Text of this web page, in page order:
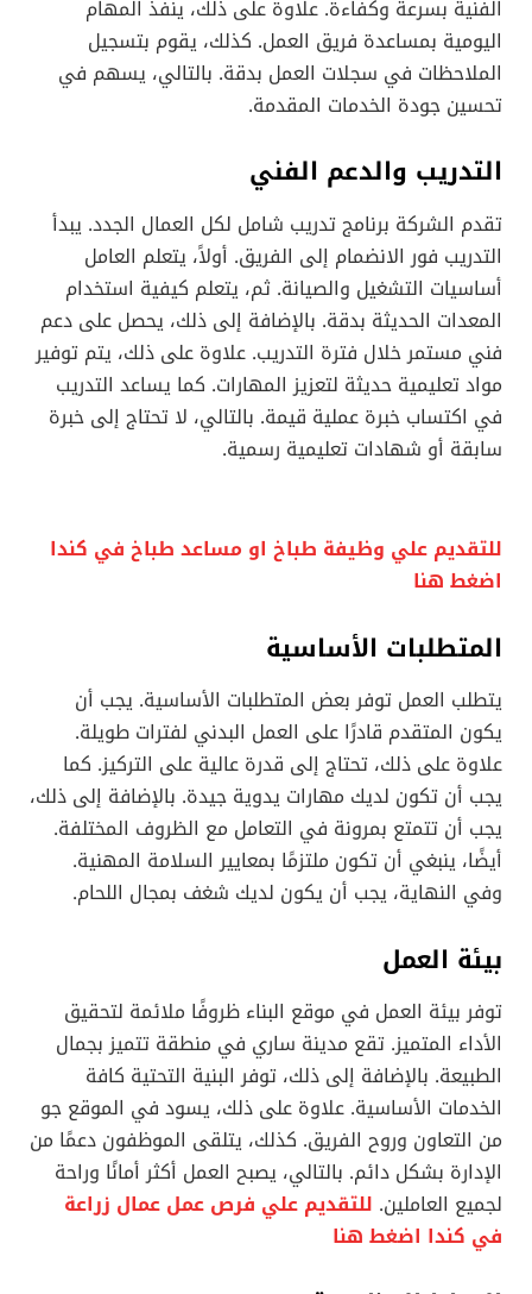
الفنية بسرعة وكفاءة. علاوة على ذلك، ينفذ المهام
اليومية بمساعدة فريق العمل. كذلك، يقوم بتسجيل
الملاحظات في سجلات العمل بدقة. بالتالي، يسهم في
تحسين جودة الخدمات المقدمة.
التدريب والدعم الفني
تقدم الشركة برنامج تدريب شامل لكل العمال الجدد. يبدأ
التدريب فور الانضمام إلى الفريق. أولاً، يتعلم العامل
أساسيات التشغيل والصيانة. ثم، يتعلم كيفية استخدام
المعدات الحديثة بدقة. بالإضافة إلى ذلك، يحصل على دعم
فني مستمر خلال فترة التدريب. علاوة على ذلك، يتم توفير
مواد تعليمية حديثة لتعزيز المهارات. كما يساعد التدريب
في اكتساب خبرة عملية قيمة. بالتالي، لا تحتاج إلى خبرة
سابقة أو شهادات تعليمية رسمية.
للتقديم علي وظيفة طباخ او مساعد طباخ في كندا
اضغط هنا
المتطلبات الأساسية
يتطلب العمل توفر بعض المتطلبات الأساسية. يجب أن
يكون المتقدم قادرًا على العمل البدني لفترات طويلة.
علاوة على ذلك، تحتاج إلى قدرة عالية على التركيز. كما
يجب أن تكون لديك مهارات يدوية جيدة. بالإضافة إلى ذلك،
يجب أن تتمتع بمرونة في التعامل مع الظروف المختلفة.
أيضًا، ينبغي أن تكون ملتزمًا بمعايير السلامة المهنية.
وفي النهاية، يجب أن يكون لديك شغف بمجال اللحام.
بيئة العمل
توفر بيئة العمل في موقع البناء ظروفًا ملائمة لتحقيق
الأداء المتميز. تقع مدينة ساري في منطقة تتميز بجمال
الطبيعة. بالإضافة إلى ذلك، توفر البنية التحتية كافة
الخدمات الأساسية. علاوة على ذلك، يسود في الموقع جو
من التعاون وروح الفريق. كذلك، يتلقى الموظفون دعمًا من
الإدارة بشكل دائم. بالتالي، يصبح العمل أكثر أمانًا وراحة
لجميع العاملين. للتقديم علي فرص عمل عمال زراعة
في كندا اضغط هنا